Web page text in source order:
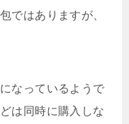
ではありますが、
なっているようで
は同時に購入しな